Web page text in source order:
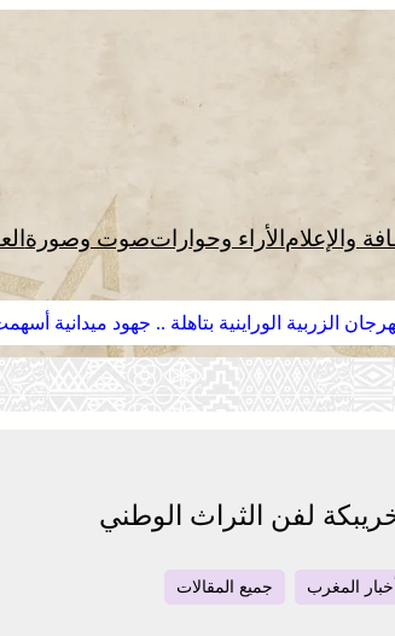
والإعلام الأراء وحواراتصوت وصورة
الزربية الوراينية بتاهلة .. جهود ميدانية
لفن الثراث الوطني
أخبار المغرب جميع المقالات